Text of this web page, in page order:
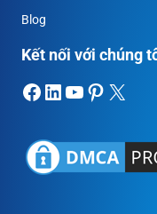
Blog
Kết nối với chúng
Facebook
LinkedIn
Youtube
Pinterest
X